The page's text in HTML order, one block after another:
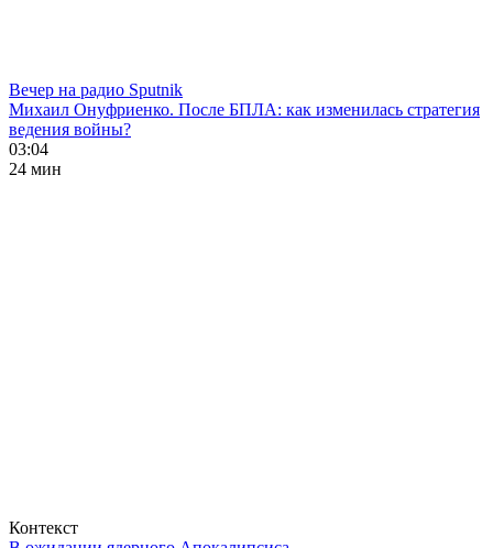
Вечер на радио Sputnik
Михаил Онуфриенко. После БПЛА: как изменилась стратегия
ведения войны?
03:04
24 мин
Контекст